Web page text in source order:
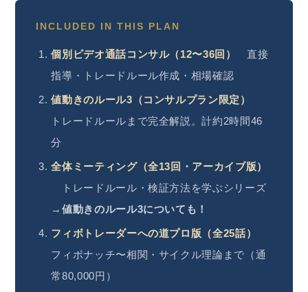
INCLUDED IN THIS PLAN
個別ビデオ通話コンサル（12〜36回）
直接
指導・トレードルール作成・相場確認
値動きのルール3（コンサルプラン限定）
トレードルールまで完全解説。計約2時間46
分
全体ミーティング（全13回・アーカイブ版）
トレードルール・検証方法を学ぶシリーズ
→値動きのルール3についても！
フィボトレーダーへの道プロ版（全25話）
フィボナッチ〜相関・サイクル理論まで（通
常80,000円）